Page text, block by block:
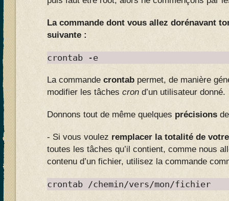
La commande dont vous allez dorénavant
suivante :
crontab -e
La commande crontab permet, de manière
modifier les tâches cron d’un utilisateur donné.
Donnons tout de même quelques précisions
- Si vous voulez remplacer la totalité de
toutes les tâches qu’il contient, comme nous
contenu d’un fichier, utilisez la commande
crontab /chemin/vers/mon/fichier